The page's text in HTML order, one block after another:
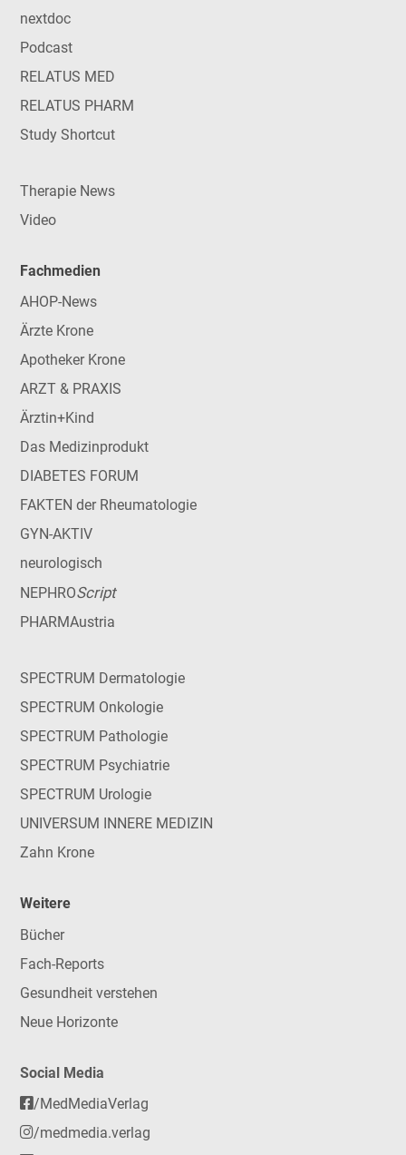
nextdoc
Podcast
RELATUS MED
RELATUS PHARM
Study Shortcut
Therapie News
Video
Fachmedien
AHOP-News
Ärzte Krone
Apotheker Krone
ARZT & PRAXIS
Ärztin+Kind
Das Medizinprodukt
DIABETES FORUM
FAKTEN der Rheumatologie
GYN-AKTIV
neurologisch
NEPHROScript
PHARMAustria
SPECTRUM Dermatologie
SPECTRUM Onkologie
SPECTRUM Pathologie
SPECTRUM Psychiatrie
SPECTRUM Urologie
UNIVERSUM INNERE MEDIZIN
Zahn Krone
Weitere
Bücher
Fach-Reports
Gesundheit verstehen
Neue Horizonte
Social Media
/MedMediaVerlag
/medmedia.verlag